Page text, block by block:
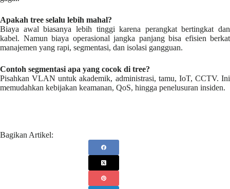
Apakah tree selalu lebih mahal?
Biaya awal biasanya lebih tinggi karena perangkat bertingkat dan
kabel. Namun biaya operasional jangka panjang bisa efisien berkat
manajemen yang rapi, segmentasi, dan isolasi gangguan.
Contoh segmentasi apa yang cocok di tree?
Pisahkan VLAN untuk akademik, administrasi, tamu, IoT, CCTV. Ini
memudahkan kebijakan keamanan, QoS, hingga penelusuran insiden.
Bagikan Artikel: